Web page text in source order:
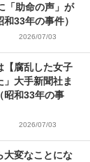
「助命の声」が
33年の事件）
2026/07/03
【腐乱した女子
大手新聞社ま
昭和33年の事
2026/07/03
大変なことにな